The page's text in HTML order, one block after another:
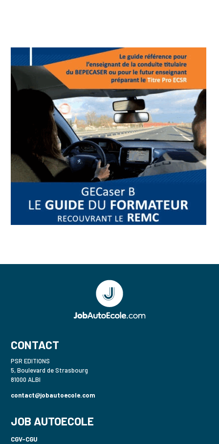
CONTACT
PSR EDITIONS
5, Boulevard de Strasbourg
81000 ALBI
contact@jobautoecole.com
JOB AUTOECOLE
CGV-CGU